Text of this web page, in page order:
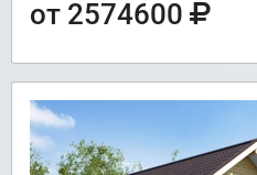
от 2574600